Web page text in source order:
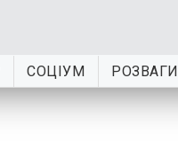
СОЦІУМ РОЗВАГИ